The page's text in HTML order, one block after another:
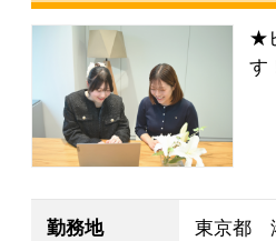
★
す
勤務地 東京都